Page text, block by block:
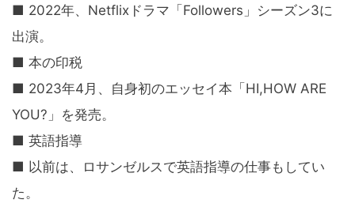
■ 2022年、Netflixドラマ「Followers」シーズン3に
出演。
■ 本の印税
■ 2023年4月、自身初のエッセイ本「HI,HOW ARE
YOU?」を発売。
■ 英語指導
■ 以前は、ロサンゼルスで英語指導の仕事もしてい
た。